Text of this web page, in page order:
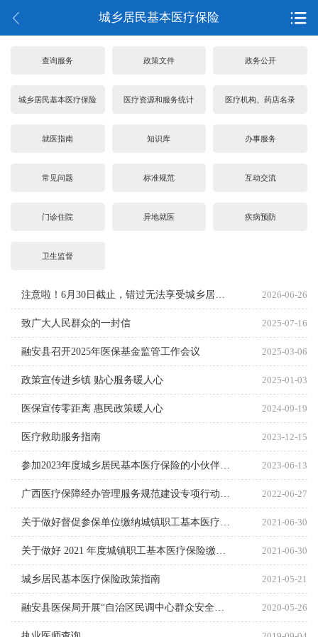
城乡居民基本医疗保险
查询服务 政策文件 政务公开
城乡居民基本医疗保险 医疗资源和服务统计 医疗机构、药店名录
就医指南 知识库 办事服务
常见问题 标准规范 互动交流
门诊住院 异地就医 疾病预防
卫生监督
2026-06-26
注意啦！6月30日截止，错过无法享受城乡居民医保参保财政补助！
2025-07-16
致广大人民群众的一封信
2025-03-06
融安县召开2025年医保基金监管工作会议
2025-01-03
政策宣传进乡镇 贴心服务暖人心
2024-09-19
医保宣传零距离 惠民政策暖人心
2023-12-15
医疗救助服务指南
2023-06-13
参加2023年度城乡居民基本医疗保险的小伙伴们要抓紧时间缴费啦
2022-06-27
广西医疗保障经办管理服务规范建设专项行动实施方案
2021-06-30
关于做好督促参保单位缴纳城镇职工基本医疗保险费工作的通知 各县（区）医疗保障局，柳东新区、阳和工业新区（北部生态新区）社会事务管理局： 为加强城镇职工基本医疗保险基金征缴工作，确保基本医疗保险费应收尽收，维护广大参保人员医疗保险权益，依据《中华人民共和国社会保险法》（中华人民共和国主席令第35号）《社会保险费申报缴纳管理规定》（中华人民共和国人力资源和社会保障部令第20号）《柳州市人民政府办公室关于印发<柳州市城镇职工基本医疗保险暂行规定（2015）>的通知》（柳政办〔2015〕50号）等规定，现就督促参保单位缴纳基本医疗保险费工作有关事项通知如下： 一、根据《中华人民共和国社会保险法》第八十六条规定，用人单位未按时足额缴纳社会保险费的，由社会保险费征收机构责令限期缴纳或补足，并自欠缴之日起，按日加收万分之五的滞纳金。经研究决定，我市拟从2021年8月1日起按规定对用人单位往年欠缴的城镇职工基本医疗保险费加收滞纳金。 二、各县（区）医保局、新区社会事务管理局应在6月18日前负责通知本辖区内相关用人单位（含企业、本级财政供款的机关事业单位）及时清缴基本医疗保险欠费。同时告知欠费单位，于
2021-06-30
关于做好 2021 年度城镇职工基本医疗保险缴费基数申报工作的通知
2021-05-21
城乡居民基本医疗保险政策指南
2020-05-26
融安县医保局开展“自治区民调中心群众安全感电话问卷”工作